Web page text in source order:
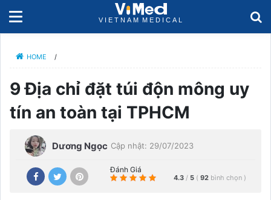
HOME /
9 Địa chỉ đặt túi độn mông uy
tín an toàn tại TPHCM
Dương Ngọc Cập nhật: 29/07/2023
Đánh Giá
4.3 / 5 ( 92 bình chọn )